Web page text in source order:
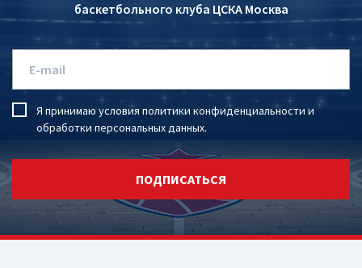
баскетбольного клуба ЦСКА Москва
Я принимаю условия политики конфиденциальности и
обработки персональных данных.
ПОДПИСАТЬСЯ